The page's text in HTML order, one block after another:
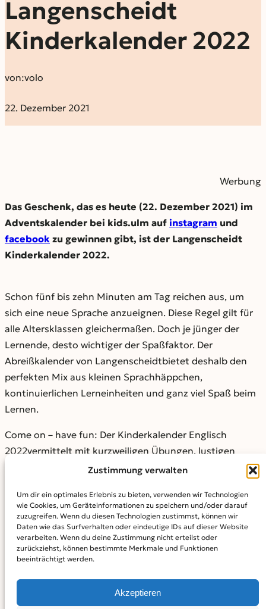
Zustimmung verwalten
Um dir ein optimales Erlebnis zu bieten, verwenden wir Technologien
wie Cookies, um Geräteinformationen zu speichern und/oder darauf
zuzugreifen. Wenn du diesen Technologien zustimmst, können wir
Daten wie das Surfverhalten oder eindeutige IDs auf dieser Website
verarbeiten. Wenn du deine Zustimmung nicht erteilst oder
zurückziehst, können bestimmte Merkmale und Funktionen
beeinträchtigt werden.
Akzeptieren
Langenscheidt
Kinderkalender 2022
von:volo
22. Dezember 2021
Werbung
Das Geschenk, das es heute (22. Dezember 2021) im
Adventskalender bei kids.ulm auf instagram und
facebook zu gewinnen gibt, ist der Langenscheidt
Kinderkalender 2022.
Schon fünf bis zehn Minuten am Tag reichen aus, um
sich eine neue Sprache anzueignen. Diese Regel gilt für
alle Altersklassen gleichermaßen. Doch je jünger der
Lernende, desto wichtiger der Spaßfaktor. Der
Abreißkalender von Langenscheidtbietet deshalb den
perfekten Mix aus kleinen Sprachhäppchen,
kontinuierlichen Lerneinheiten und ganz viel Spaß beim
Lernen.
Come on – have fun: Der Kinderkalender Englisch
2022vermittelt mit kurzweiligen Übungen, lustigen
Rätseln, skurrilen Rekorden sowie Reimen und Witzen
Tagen pro Woche spielerisch die englische Sprache. Die
Wochenenden sollen dann dazu genutzt werden, das
Erlernte zu wiederholen und zu vertiefen. Mit dem „Word
oft he Day“ wird der Sprachschatz der Kleinen zudem
täglich ergänzt. Außerdem erfahren sie Interessantes
und Wissenswertes über Länder und Leute aller
Regionen der Welt, in denen Englisch die Landessprache